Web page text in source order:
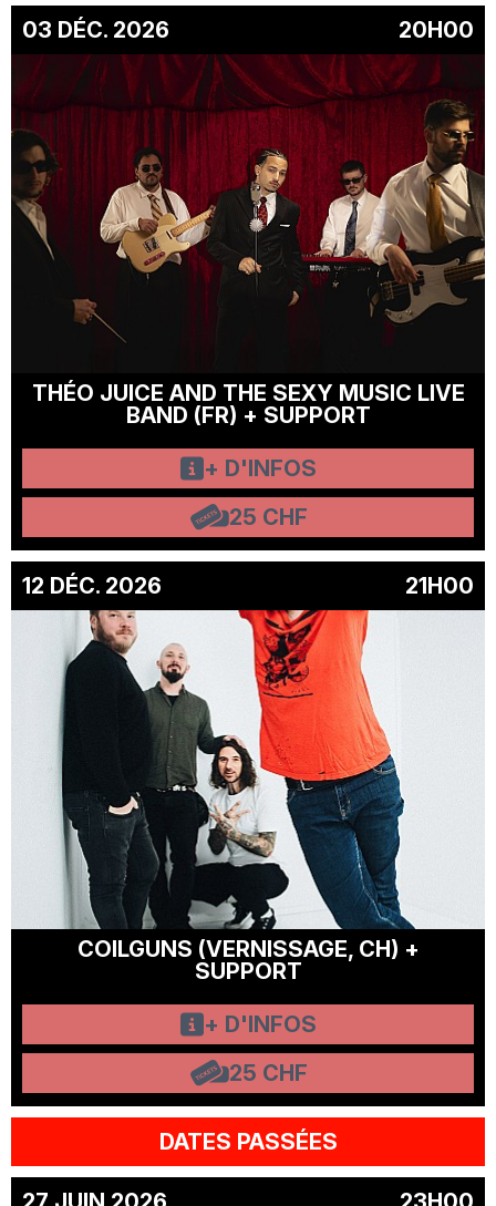
03 DÉC. 2026 20H00
THÉO JUICE AND THE SEXY MUSIC LIVE
BAND (FR) + SUPPORT
+ D'INFOS
25 CHF
12 DÉC. 2026 21H00
COILGUNS (VERNISSAGE, CH) +
SUPPORT
+ D'INFOS
25 CHF
DATES PASSÉES